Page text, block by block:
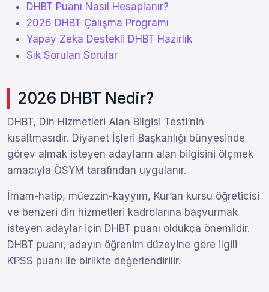
DHBT Puanı Nasıl Hesaplanır?
2026 DHBT Çalışma Programı
Yapay Zeka Destekli DHBT Hazırlık
Sık Sorulan Sorular
2026 DHBT Nedir?
DHBT, Din Hizmetleri Alan Bilgisi Testi’nin
kısaltmasıdır. Diyanet İşleri Başkanlığı bünyesinde
görev almak isteyen adayların alan bilgisini ölçmek
amacıyla ÖSYM tarafından uygulanır.
İmam-hatip, müezzin-kayyım, Kur’an kursu öğreticisi
ve benzeri din hizmetleri kadrolarına başvurmak
isteyen adaylar için DHBT puanı oldukça önemlidir.
DHBT puanı, adayın öğrenim düzeyine göre ilgili
KPSS puanı ile birlikte değerlendirilir.